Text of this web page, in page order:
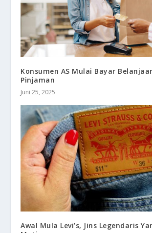
Konsumen AS Mulai Bayar
Pinjaman
Juni 25, 2025
Awal Mula Levi’s, Jins Legendaris